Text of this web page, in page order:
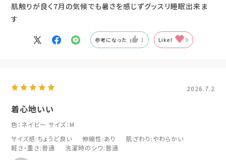
肌触りが良く7月の気候でも暑さを感じずグッスリ睡眠出来ま
す
参考になった 1 Like! 0
2026.7.2
着心地いい
色：ネイビー サイズ：M
サイズ感:ちょうど良い 伸縮性:あり 肌ざわり :やわらかい
軽さ・重さ:普通 洗濯時のシワ:普通